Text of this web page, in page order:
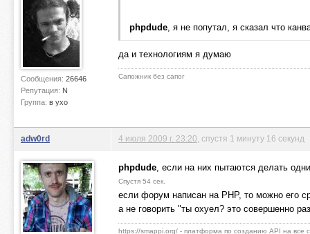
Сообщения: 26646
Репутация: N
Группа: в ухо
phpdude, я не попутал, я сказал что
да и технологиям я думаю
Сапожник без сапог
adw0rd 4 июля 2009 г. 23:20 , спустя 1 минуту 16 секунд
phpdude, если на них пытаются делать
Спустя 54 сек.
если форум написан на PHP, то можно его
а не говорить "ты охуел? это совершенно
https://smappi.org/ - платформа по созданию API на все